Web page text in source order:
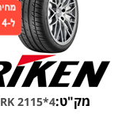
מק"ט:RK 2115*4